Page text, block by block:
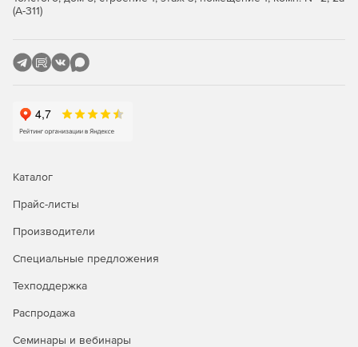
(А-311)
Каталог
Прайс-листы
Производители
Специальные предложения
Техподдержка
Распродажа
Семинары и вебинары